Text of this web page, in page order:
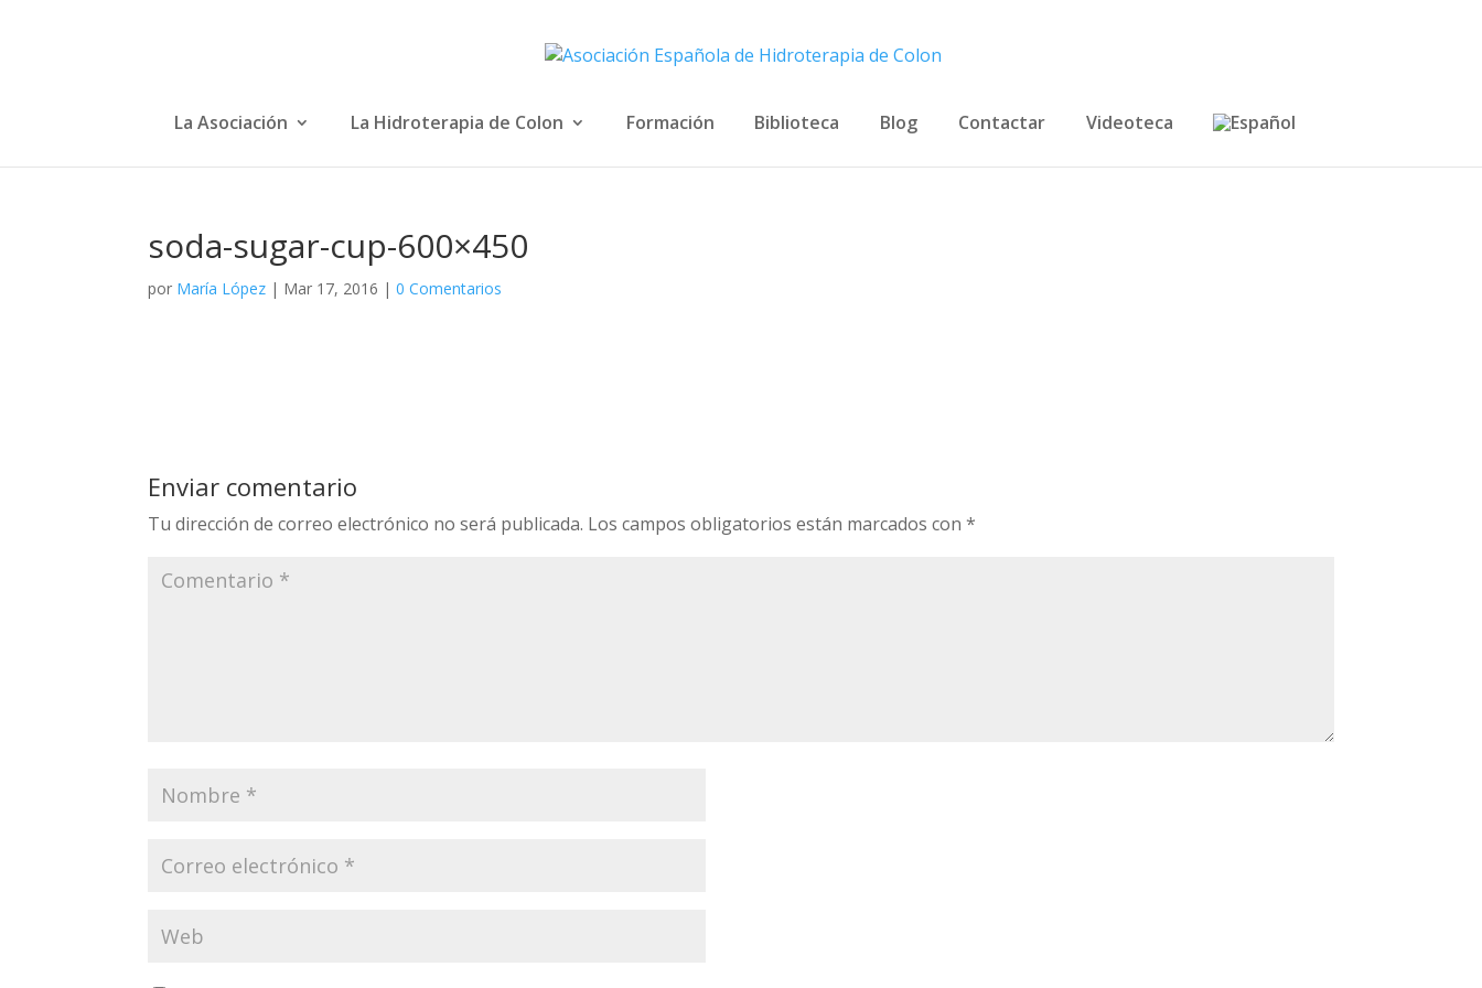
La Asociación La Hidroterapia de Colon Formación Biblioteca Blog Contactar Videoteca
soda-sugar-cup-600×450
por María López | Mar 17, 2016 |0 Comentarios
Enviar comentario
Tu dirección de correo electrónico no será publicada. Los campos obligatorios están marcados con*